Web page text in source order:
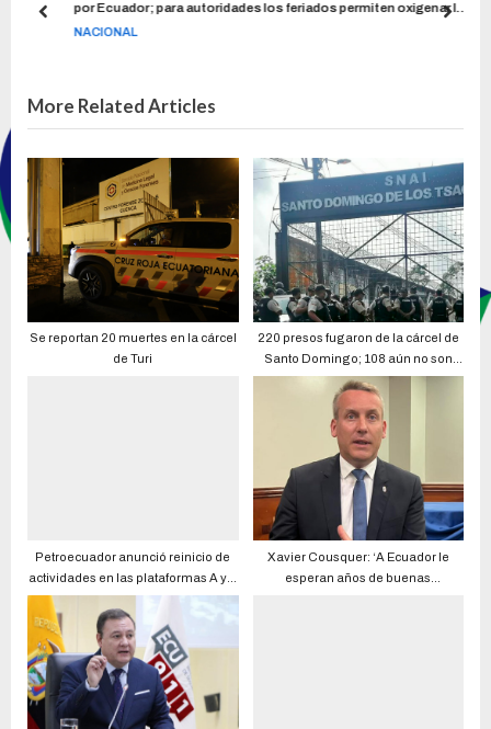
por Ecuador; para autoridades los feriados permiten oxigenar la
economía
NACIONAL
More Related Articles
Se reportan 20 muertes en la cárcel
de Turi
220 presos fugaron de la cárcel de
Santo Domingo; 108 aún no son
localizados
Petroecuador anunció reinicio de
actividades en las plataformas A y B
de Ishpingo, tras acuerdo con
comunidad huaorani
Xavier Cousquer: ‘A Ecuador le
esperan años de buenas